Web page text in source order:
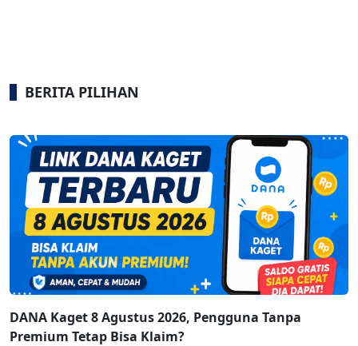
BERITA PILIHAN
DANA Kaget 8 Agustus 2026, Pengguna Tanpa
Premium Tetap Bisa Klaim?